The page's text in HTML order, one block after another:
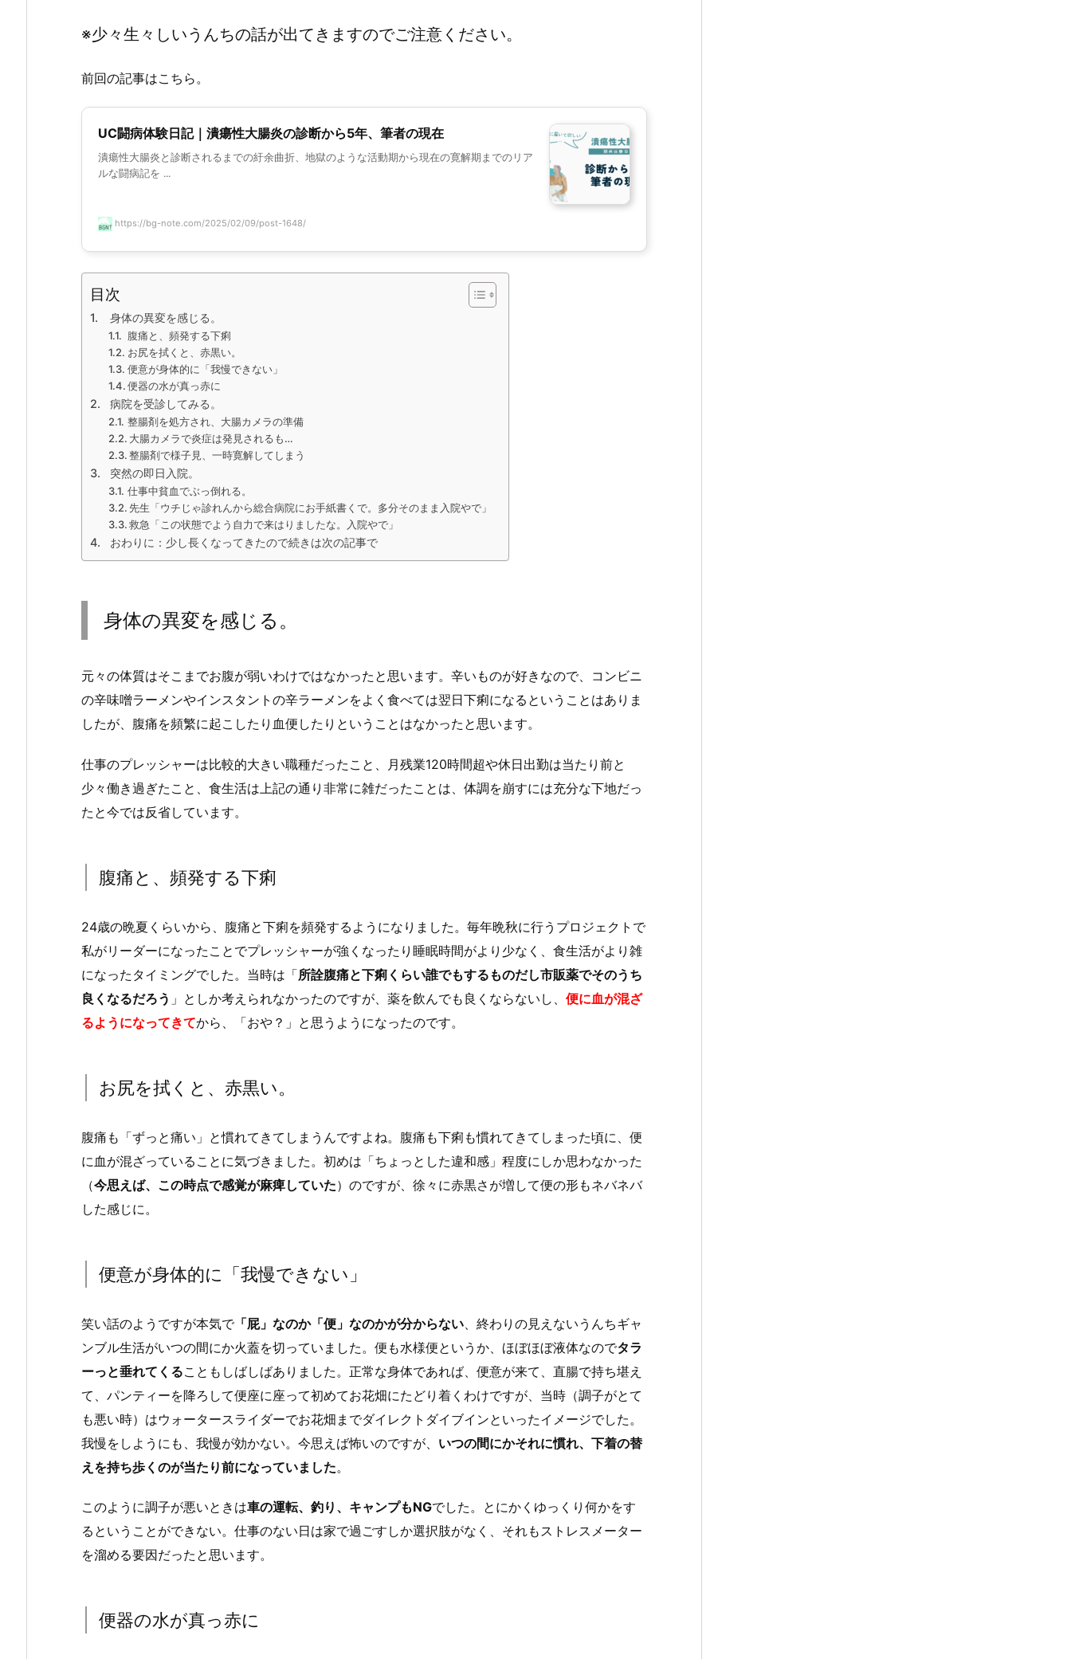
※少々生々しいうんちの話が出てきますのでご注意ください。
前回の記事はこちら。
UC闘病体験日記｜潰瘍性大腸炎の診断から5年、筆者の現在
潰瘍性大腸炎と診断されるまでの紆余曲折、地獄のような活動期から現在の寛解期までのリア
ルな闘病記を ...
https://bg-note.com/2025/02/09/post-1648/
目次
身体の異変を感じる。
腹痛と、頻発する下痢
お尻を拭くと、赤黒い。
便意が身体的に「我慢できない」
便器の水が真っ赤に
病院を受診してみる。
整腸剤を処方され、大腸カメラの準備
大腸カメラで炎症は発見されるも…
整腸剤で様子見、一時寛解してしまう
突然の即日入院。
仕事中貧血でぶっ倒れる。
先生「ウチじゃ診れんから総合病院にお手紙書くで。多分そのまま入院やで」
救急「この状態でよう自力で来はりましたな。入院やで」
おわりに：少し長くなってきたので続きは次の記事で
身体の異変を感じる。
元々の体質はそこまでお腹が弱いわけではなかったと思います。辛いものが好きなので、コンビニ
の辛味噌ラーメンやインスタントの辛ラーメンをよく食べては翌日下痢になるということはありま
したが、腹痛を頻繁に起こしたり血便したりということはなかったと思います。
仕事のプレッシャーは比較的大きい職種だったこと、月残業120時間超や休日出勤は当たり前と
少々働き過ぎたこと、食生活は上記の通り非常に雑だったことは、体調を崩すには充分な下地だっ
たと今では反省しています。
腹痛と、頻発する下痢
24歳の晩夏くらいから、腹痛と下痢を頻発するようになりました。毎年晩秋に行うプロジェクトで
私がリーダーになったことでプレッシャーが強くなったり睡眠時間がより少なく、食生活がより雑
になったタイミングでした。当時は「所詮腹痛と下痢くらい誰でもするものだし市販薬でそのうち
良くなるだろう 」としか考えられなかったのですが、薬を飲んでも良くならないし、 便に血が混ざ
るようになってきてから、「おや？」と思うようになったのです。
お尻を拭くと、赤黒い。
腹痛も「ずっと痛い」と慣れてきてしまうんですよね。腹痛も下痢も慣れてきてしまった頃に、便
に血が混ざっていることに気づきました。初めは「ちょっとした違和感」程度にしか思わなかった
（今思えば、この時点で感覚が麻痺していた）のですが、徐々に赤黒さが増して便の形もネバネバ
した感じに。
便意が身体的に「我慢できない」
笑い話のようですが本気で「屁」なのか「便」なのかが分からない 、終わりの見えないうんちギャ
ンブル生活がいつの間にか火蓋を切っていました。便も水様便というか、ほぼほぼ液体なのでタラ
ーっと垂れてくることもしばしばありました。正常な身体であれば、便意が来て、直腸で持ち堪え
て、パンティーを降ろして便座に座って初めてお花畑にたどり着くわけですが、当時（調子がとて
も悪い時）はウォータースライダーでお花畑までダイレクトダイブインといったイメージでした。
我慢をしようにも、我慢が効かない。今思えば怖いのですが、 いつの間にかそれに慣れ、下着の替
えを持ち歩くのが当たり前になっていました。
このように調子が悪いときは車の運転、釣り、キャンプもNGでした。とにかくゆっくり何かをす
るということができない。仕事のない日は家で過ごすしか選択肢がなく、それもストレスメーター
を溜める要因だったと思います。
便器の水が真っ赤に